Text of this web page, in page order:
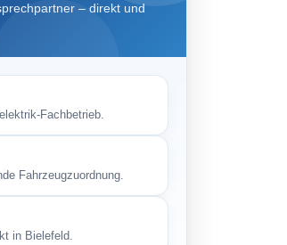
– direkt und
Fachbetrieb.
Fahrzeugzuordnung.
in Bielefeld.